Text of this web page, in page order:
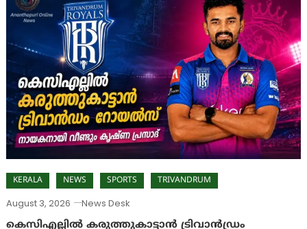
KERALA NEWS SPORTS TRIVANDRUM
August 3, 2026
News Desk
കെസിഎല്ലിൽ കരുത്തുകാട്ടാൻ ട്രിവാൻഡ്രം